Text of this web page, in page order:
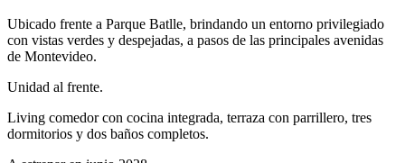
Ubicado frente a Parque Batlle, brindando un entorno privilegiado
con vistas verdes y despejadas, a pasos de las principales avenidas
de Montevideo.
Unidad al frente.
Living comedor con cocina integrada, terraza con parrillero, tres
dormitorios y dos baños completos.